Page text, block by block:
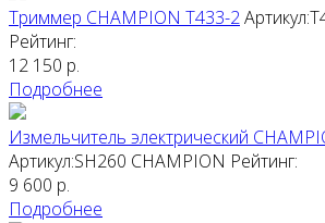
Триммер CHAMPION T433-2
Рейтинг:
12 150 р.
Подробнее
Измельчитель электрический
Артикул:SH260 CHAMPION Рейтинг:
9 600 р.
Подробнее